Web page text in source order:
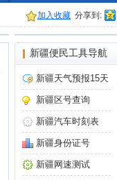
加入收藏 分享到:
新疆便民工具导航
新疆天气预报15天
新疆区号查询
新疆汽车时刻表
新疆身份证号
新疆网速测试